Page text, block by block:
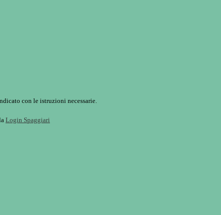
con le istruzioni necessarie.
Login Spaggiari